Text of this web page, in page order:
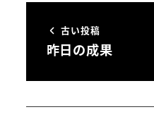
古い投稿
昨日の成果